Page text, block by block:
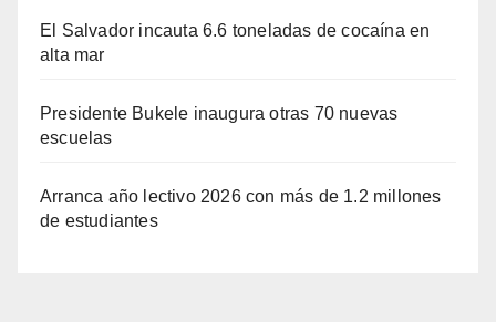
El Salvador incauta 6.6 toneladas de cocaína en
alta mar
Presidente Bukele inaugura otras 70 nuevas
escuelas
Arranca año lectivo 2026 con más de 1.2 millones
de estudiantes